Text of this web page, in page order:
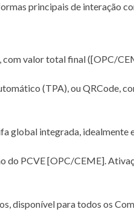
principais de interação
com valor total final ([OPC/
(TPA), ou QRCode,
global integrada, idealmente
do PCVE [OPC/CEME].
disponível para todos os